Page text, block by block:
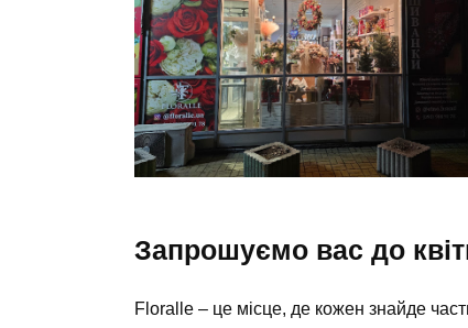
Запрошуємо вас до
Floralle – це місце, де кожен знайде